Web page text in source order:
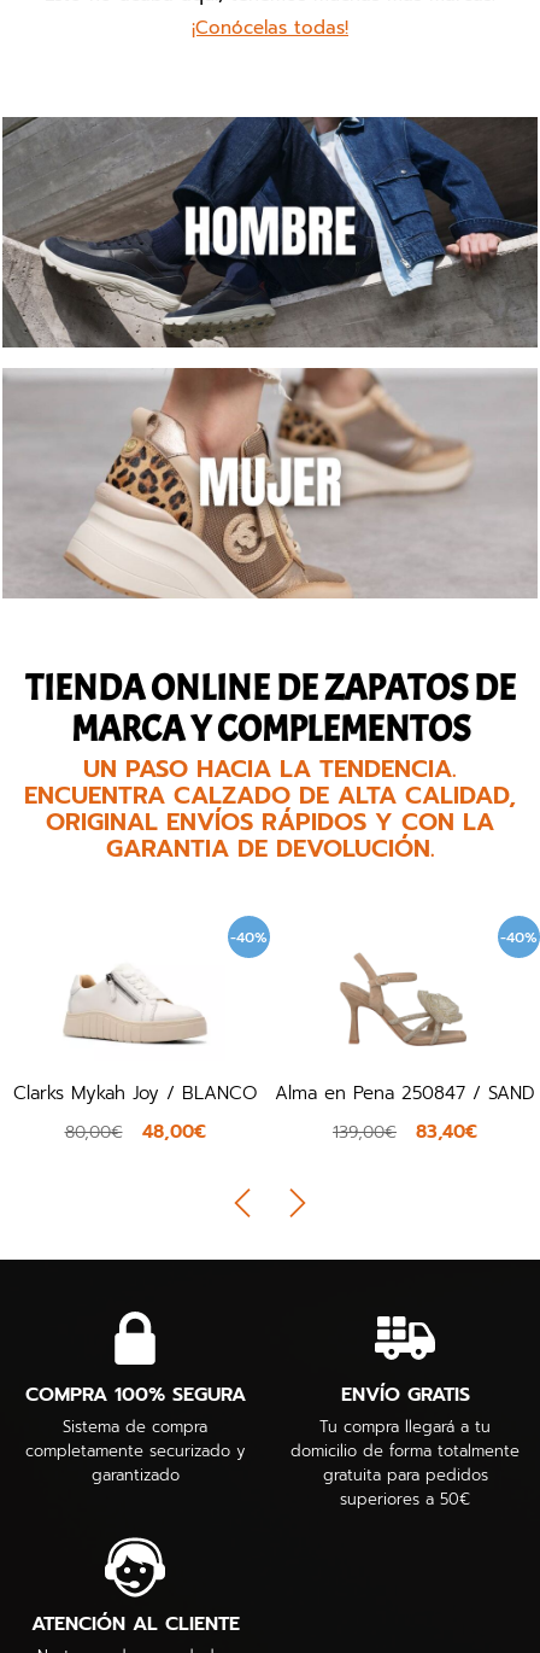
¡Conócelas todas!
TIENDA ONLINE DE ZAPATOS DE
MARCA Y COMPLEMENTOS
UN PASO HACIA LA TENDENCIA.
ENCUENTRA CALZADO DE ALTA CALIDAD,
ORIGINAL ENVÍOS RÁPIDOS Y CON LA
GARANTIA DE DEVOLUCIÓN.
-40%
Clarks Mykah Joy / BLANCO
80,00€ 48,00€
-40%
Alma en Pena 250847 / SAND
139,00€ 83,40€
COMPRA 100% SEGURA
Sistema de compra
completamente securizado y
garantizado
ENVÍO GRATIS
Tu compra llegará a tu
domicilio de forma totalmente
gratuita para pedidos
superiores a 50€
ATENCIÓN AL CLIENTE